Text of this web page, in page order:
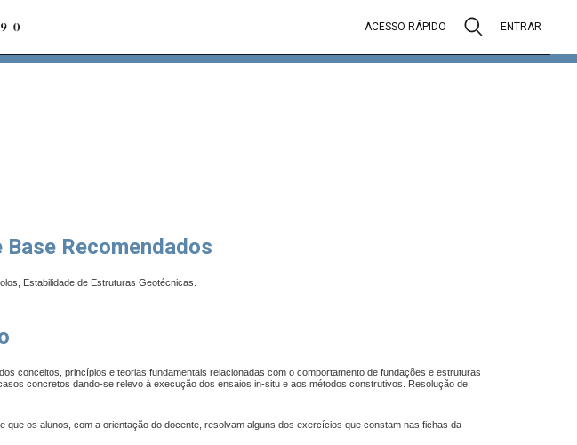
ACESSO RÁPIDO ENTRAR
Recomendados
Estabilidade de Estruturas Geotécnicas.
conceitos, princípios e teorias fundamentais relacionadas com o comportamento de fundações e estruturas
concretos dando-se relevo à execução dos ensaios in-situ e aos métodos construtivos. Resolução de
que os alunos, com a orientação do docente, resolvam alguns dos exercícios que constam nas fichas da